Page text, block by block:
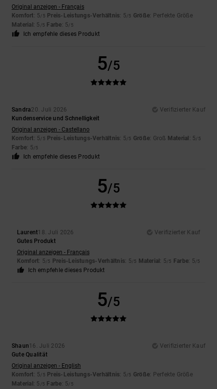
Original anzeigen - Français
Komfort: 5/5 Preis-Leistungs-Verhältnis: 5/5 Größe: Perfekte Größe
Material : 5 /5 Farbe: 5/5
Ich empfehle dieses Produkt
5/5
Sandra20. Juli 2026
Verifizierter Kauf
Kundenservice und Schnelligkeit
Original anzeigen - Castellano
Komfort: 5/5 Preis-Leistungs-Verhältnis: 5/5 Größe: Groß Material : 5/5
Farbe: 5/5
Ich empfehle dieses Produkt
5/5
Laurent18. Juli 2026
Verifizierter Kauf
Gutes Produkt
Original anzeigen - Français
Komfort: 5/5 Preis-Leistungs-Verhältnis: 5/5 Material : 5/5 Farbe: 5/5
Ich empfehle dieses Produkt
5/5
Shaun16. Juli 2026
Verifizierter Kauf
Gute Qualität
Original anzeigen - English
Komfort: 5/5 Preis-Leistungs-Verhältnis: 5/5 Größe: Perfekte Größe
Material : 5 /5 Farbe: 5/5